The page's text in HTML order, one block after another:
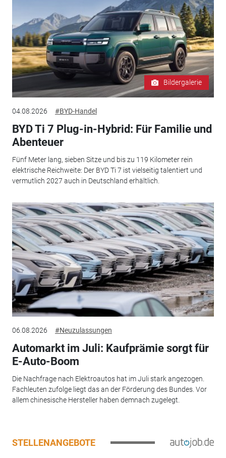
Bildergalerie
04.08.2026 #BYD-Handel
BYD Ti 7 Plug-in-Hybrid: Für Familie und
Abenteuer
Fünf Meter lang, sieben Sitze und bis zu 119 Kilometer rein
elektrische Reichweite: Der BYD Ti 7 ist vielseitig talentiert und
vermutlich 2027 auch in Deutschland erhältlich.
06.08.2026 #Neuzulassungen
Automarkt im Juli: Kaufprämie sorgt für
E-Auto-Boom
Die Nachfrage nach Elektroautos hat im Juli stark angezogen.
Fachleuten zufolge liegt das an der Förderung des Bundes. Vor
allem chinesische Hersteller haben demnach zugelegt.
STELLENANGEBOTE